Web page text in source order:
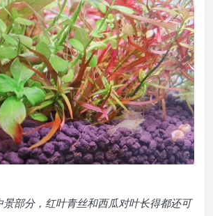
部分，红叶青丝和西瓜对叶长得都还可